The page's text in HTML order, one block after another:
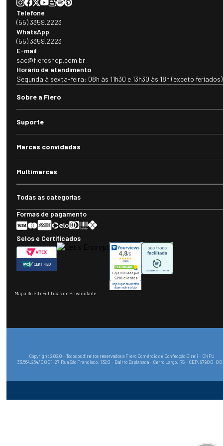
Telefone
(55) 3359.2223
WhatsApp
(55) 3359.2223
E-mail
sac@fieroshop.com.br
Horário de atendimento
Segunda à sexta-feira: 08h às 11h30 e 13h30 às 18h (exceto feriados)
Sobre a Fiero
Suporte
Marcas convidadas
Multimarcas
Todas as categorias
Formas de pagamento
Selos e Certificados
Mapa do SitePolíticas de Privacidade
Copyright 2020 - Todos os direitos reservados a Fiero Comércio de Confecção Eireli - CNPJ
33.564.264/0001-27 Rua São Francisco, 1320 - Bairro Esplanada - Cerro Largo, RS - CEP: 97900-